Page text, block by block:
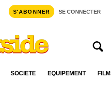
S'ABONNER SE CONNECTER
SOCIÉTÉ ÉQUIPEMENT